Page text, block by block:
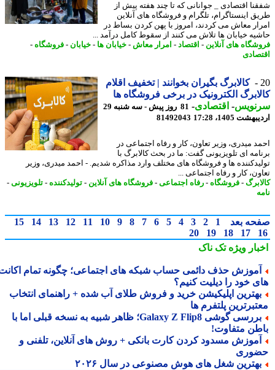
اقتصادی _ جوانانی که تا چند هفته پیش از
اینستاگرام، تلگرام و فروشگاه های آنلاین
معاش می کردند، امروز با پهن کردن بساط در
خیابان ها تلاش می کنند از سقوط کامل درآمد ...
های آنلاین-اقتصاد-امرار معاش-خیابان ها- خیابان-فروشگاه-
کالابرگ بگیران بخوانند | تخفیف اقلام
الکترونیک در برخی فروشگاه ها
-اقتصادی-
81 روز پیش - سه شنبه 29
1405، 17:28
81492043
میدری، وزیر تعاون، کار و رفاه اجتماعی در
ای تلویزیونی گفت: ما در بحث کالابرگ با
ها و فروشگاه های مختلف وارد مذاکره شدیم. - احمد میدری، وزیر
کار و رفاه اجتماعی ...
- فروشگاه-رفاه اجتماعی-فروشگاه های آنلاین-تولیدکننده-تلویزیونی-
بعد 1
2
3
4
5
6
7
8
9
10
11
12
13
14
15
17
18
19
20
ویژهتک ناک
حذف دائمی حساب شبکه های اجتماعی؛ چگونه تمام اکانت
خود را دیلیت کنیم؟
اپلیکیشن خرید و فروش طلای آب شده + راهنمای انتخاب
پلتفرم ها
بررسی گوشی Galaxy Z Flip8؛ ظاهر شبیه به نسخه قبلی اما با
متفاوت!
مسدود کردن کارت بانکی + روش های آنلاین، تلفنی و
شغل های هوش مصنوعی در سال ۲۰۲۶